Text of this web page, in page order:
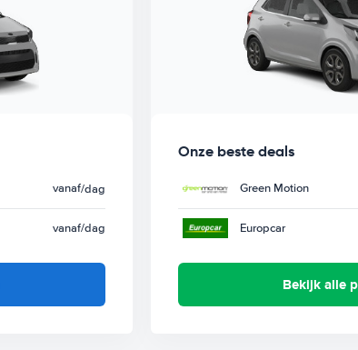
vanaf/dag
vanaf/dag
Onze beste deals
Green Motion
Europcar
Bekijk alle